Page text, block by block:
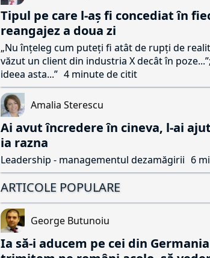
Tipul pe care l-aș fi concediat în
reangajez a doua zi
„Nu înțeleg cum puteți fi atât de rupți de
văzut un client din industria X decât în
ideea asta...” 4 minute de citit
Amalia Sterescu
Ai avut încredere în cineva, l-ai
ia razna
Leadership - managementul dezamăgirii 6
ARTICOLE POPULARE
George Butunoiu
Ia să-i aducem pe cei din